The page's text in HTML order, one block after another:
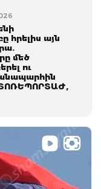
հրելիս այն
մեծ
ու